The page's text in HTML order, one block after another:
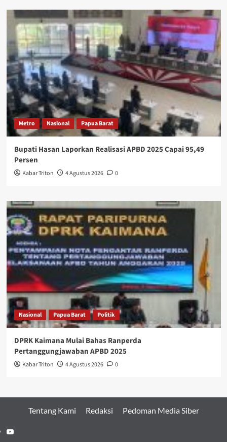
Metro Nasional Papua Barat
Bupati Hasan Laporkan Realisasi APBD 2025 Capai 95,49
Persen
Kabar Triton 4 Agustus 2026 0
Nasional Papua Barat Politik
DPRK Kaimana Mulai Bahas Ranperda
Pertanggungjawaban APBD 2025
Kabar Triton 4 Agustus 2026 0
Tentang Kami Redaksi Pedoman Media Siber
Youtube